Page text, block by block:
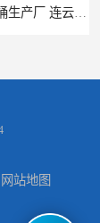
连云港分类垃圾桶生产厂 连云港塑料垃圾桶 制品厂 连云港景区垃圾桶定做
网站地图